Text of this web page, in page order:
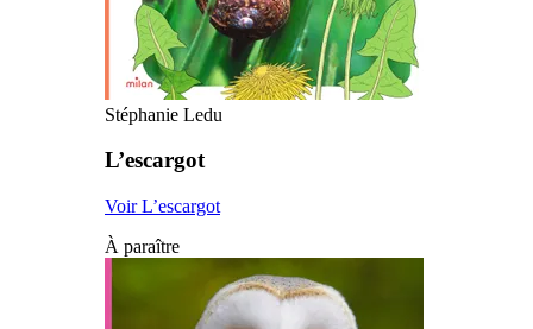
Stéphanie Ledu
L’escargot
Voir L’escargot
À paraître